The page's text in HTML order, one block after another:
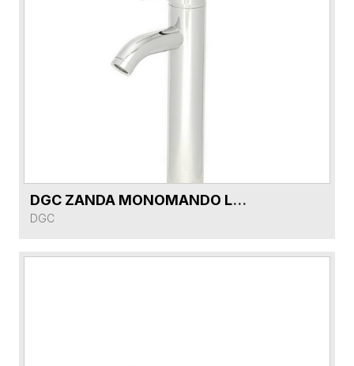
VER FICHA DEL PRODUCTODGC ZANDA MONOMANDO LAVAMANO DG511441P-CR ALTO CROMO CON DESAGÜE PUES 8224A
DGC